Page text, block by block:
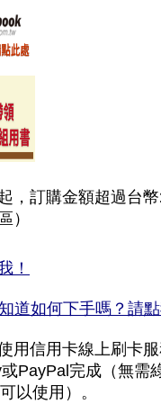
，訂購金額超過台幣
）
！
道如何下手嗎？請
用信用卡線上刷卡
PayPal完成（無需
以使用）。